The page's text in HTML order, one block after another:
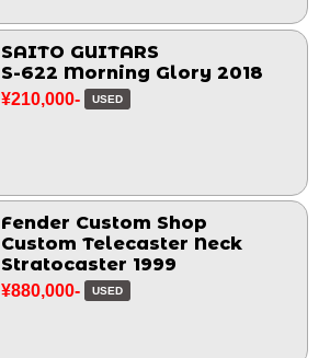
SAITO GUITARS
S-622 Morning Glory 2018
¥210,000- USED
Fender Custom Shop
Custom Telecaster Neck
Stratocaster 1999
¥880,000- USED